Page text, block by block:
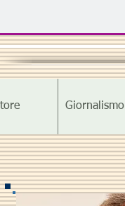
Giornalismo